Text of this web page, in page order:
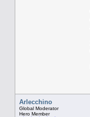
Arlecchino
Global Moderator
Hero Member